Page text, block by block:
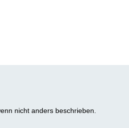
nicht anders beschrieben.